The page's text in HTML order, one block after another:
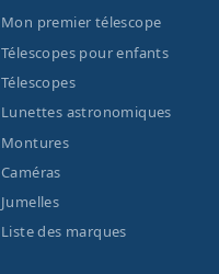
Mon premier télescope
Télescopes pour enfants
Télescopes
Lunettes astronomiques
Montures
Caméras
Jumelles
Liste des marques